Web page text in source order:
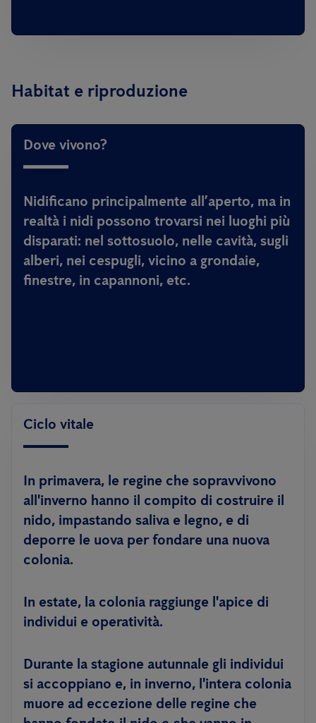
Habitat e riproduzione
Dove vivono?
Nidificano principalmente all’aperto, ma in
realtà i nidi possono trovarsi nei luoghi più
disparati: nel sottosuolo, nelle cavità, sugli
alberi, nei cespugli, vicino a grondaie,
finestre, in capannoni, etc.
Ciclo vitale
In primavera, le regine che sopravvivono
all'inverno hanno il compito di costruire il
nido, impastando saliva e legno, e di
deporre le uova per fondare una nuova
colonia.
In estate, la colonia raggiunge l'apice di
individui e operatività.
Durante la stagione autunnale gli individui
si accoppiano e, in inverno, l'intera colonia
muore ad eccezione delle regine che